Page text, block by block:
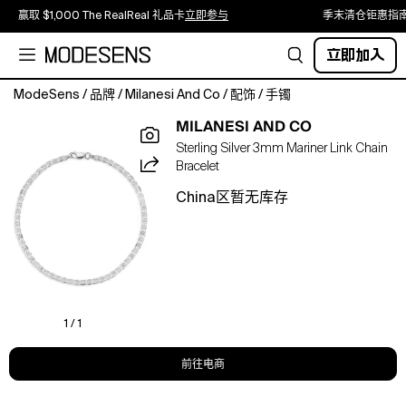
赢取 $1,000 The RealReal 礼品卡立即参与 季末清仓钜惠指
立即加入
ModeSens / 品牌 / Milanesi And Co / 配饰 / 手镯
Sterling
Silver
3mm
Mariner
Link
Chain
1 / 1
MILANESI AND CO
Sterling Silver 3mm Mariner Link Chain
Bracelet
China区暂无库存
前往电商